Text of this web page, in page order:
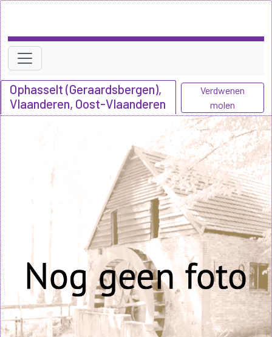
Ophasselt (Geraardsbergen),
Vlaanderen, Oost-Vlaanderen
Verdwenen
molen